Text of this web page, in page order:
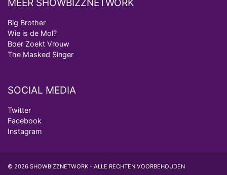
MEER SHOWBIZZNETWORK
Big Brother
Wie is de Mol?
Boer Zoekt Vrouw
The Masked Singer
SOCIAL MEDIA
Twitter
Facebook
Instagram
© 2026 SHOWBIZZNETWORK - ALLE RECHTEN VOORBEHOUDEN